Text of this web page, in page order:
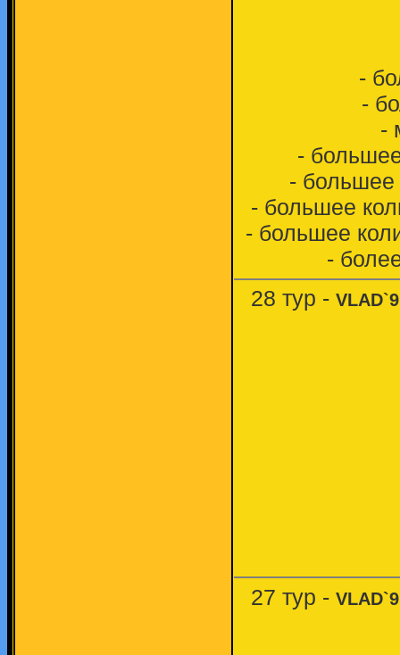
-
-
-
-
- большее
- большее
- большее
-
28 тур -
27 тур -